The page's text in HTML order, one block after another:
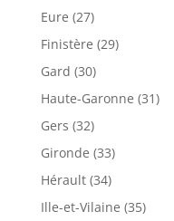
Eure (27)
Finistère (29)
Gard (30)
Haute-Garonne (31)
Gers (32)
Gironde (33)
Hérault (34)
Ille-et-Vilaine (35)